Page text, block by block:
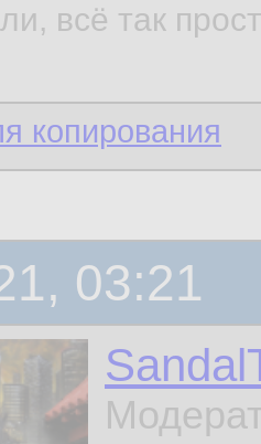
всё так
копирования
03:21